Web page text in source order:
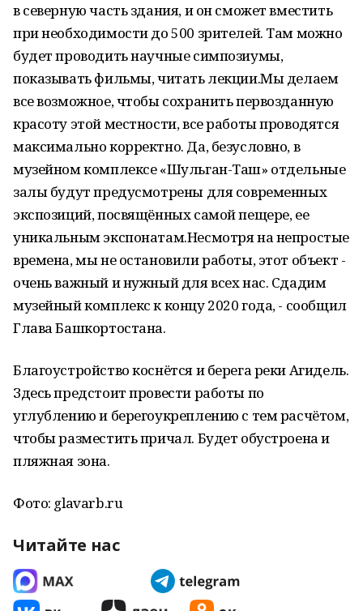
в северную часть здания, и он сможет вместить
при необходимости до 500 зрителей. Там можно
будет проводить научные симпозиумы,
показывать фильмы, читать лекции.Мы делаем
все возможное, чтобы сохранить первозданную
красоту этой местности, все работы проводятся
максимально корректно. Да, безусловно, в
музейном комплексе «Шульган-Таш» отдельные
залы будут предусмотрены для современных
экспозиций, посвящённых самой пещере, ее
уникальным экспонатам.Несмотря на непростые
времена, мы не остановили работы, этот объект -
очень важный и нужный для всех нас. Сдадим
музейный комплекс к концу 2020 года, - сообщил
Глава Башкортостана.
Благоустройство коснётся и берега реки Агидель.
Здесь предстоит провести работы по
углублению и берегоукреплению с тем расчётом,
чтобы разместить причал. Будет обустроена и
пляжная зона.
Фото: glavarb.ru
Читайте нас